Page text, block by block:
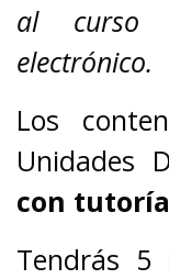
al curso
electrónico.
Los
Unidades
con
Tendrás 5